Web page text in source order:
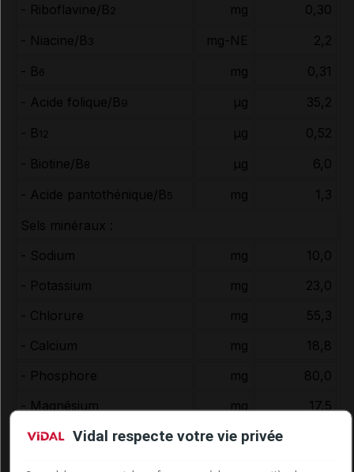
- Riboflavine/B2 mg
0,30
- Niacine/B3 mg-NE
2,2
- B6 mg
0,31
- Acide folique/B9 µg
35,2
- B 12 µg
0,52
- Biotine/B8 µg
6,0
- Acide pantothénique/B5 mg
1,3
Sels minéraux :
- Sodium
mg
10,0
- Potassium
mg
23,0
- Chlorure
mg
55,3
- Calcium
mg
18,8
- Phosphore
mg
80,0
- Magnésium
mg
17,5
- Fer
mg
Vidal respecte votre vie privée